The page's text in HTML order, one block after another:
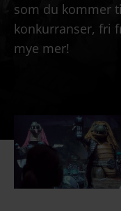
som du kommer
konkurranser, fri
mye mer!